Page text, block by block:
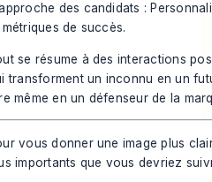
se résume à des interactions
transforment un inconnu en un
même en un défenseur de la
vous donner une image plus
importants que vous devriez